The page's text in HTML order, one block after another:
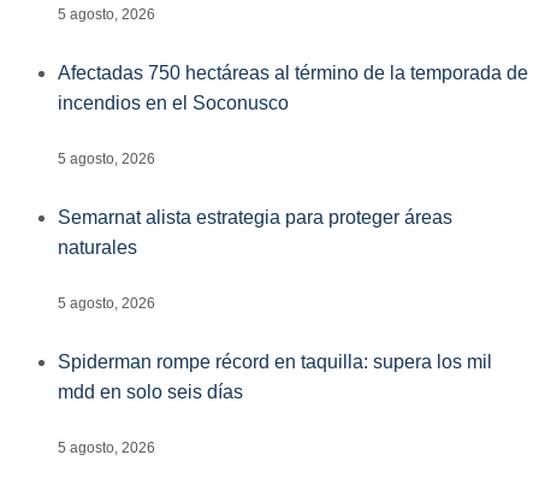
5 agosto, 2026
Afectadas 750 hectáreas al término de la temporada de
incendios en el Soconusco
5 agosto, 2026
Semarnat alista estrategia para proteger áreas
naturales
5 agosto, 2026
Spiderman rompe récord en taquilla: supera los mil
mdd en solo seis días
5 agosto, 2026